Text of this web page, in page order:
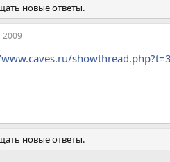
новые ответы.
новые ответы.